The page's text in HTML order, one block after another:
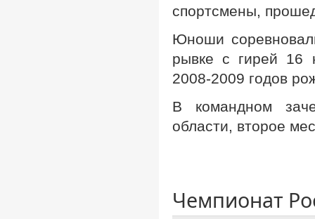
спортсмены,
Юноши
рывке с гирей 16
2008-2009 годов
В командном
области, второе
Чемпионат